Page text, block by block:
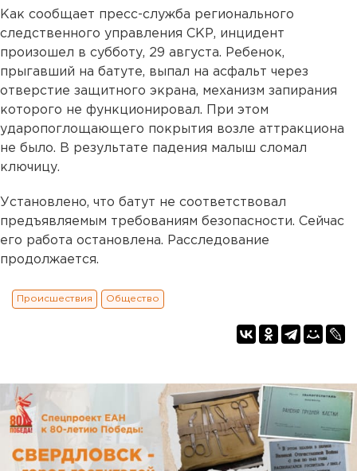
Как сообщает пресс-служба регионального
следственного управления СКР, инцидент
произошел в субботу, 29 августа. Ребенок,
прыгавший на батуте, выпал на асфальт через
отверстие защитного экрана, механизм запирания
которого не функционировал. При этом
ударопоглощающего покрытия возле аттракциона
не было. В результате падения малыш сломал
ключицу.
Установлено, что батут не соответствовал
предъявляемым требованиям безопасности. Сейчас
его работа остановлена. Расследование
продолжается.
Происшествия Общество